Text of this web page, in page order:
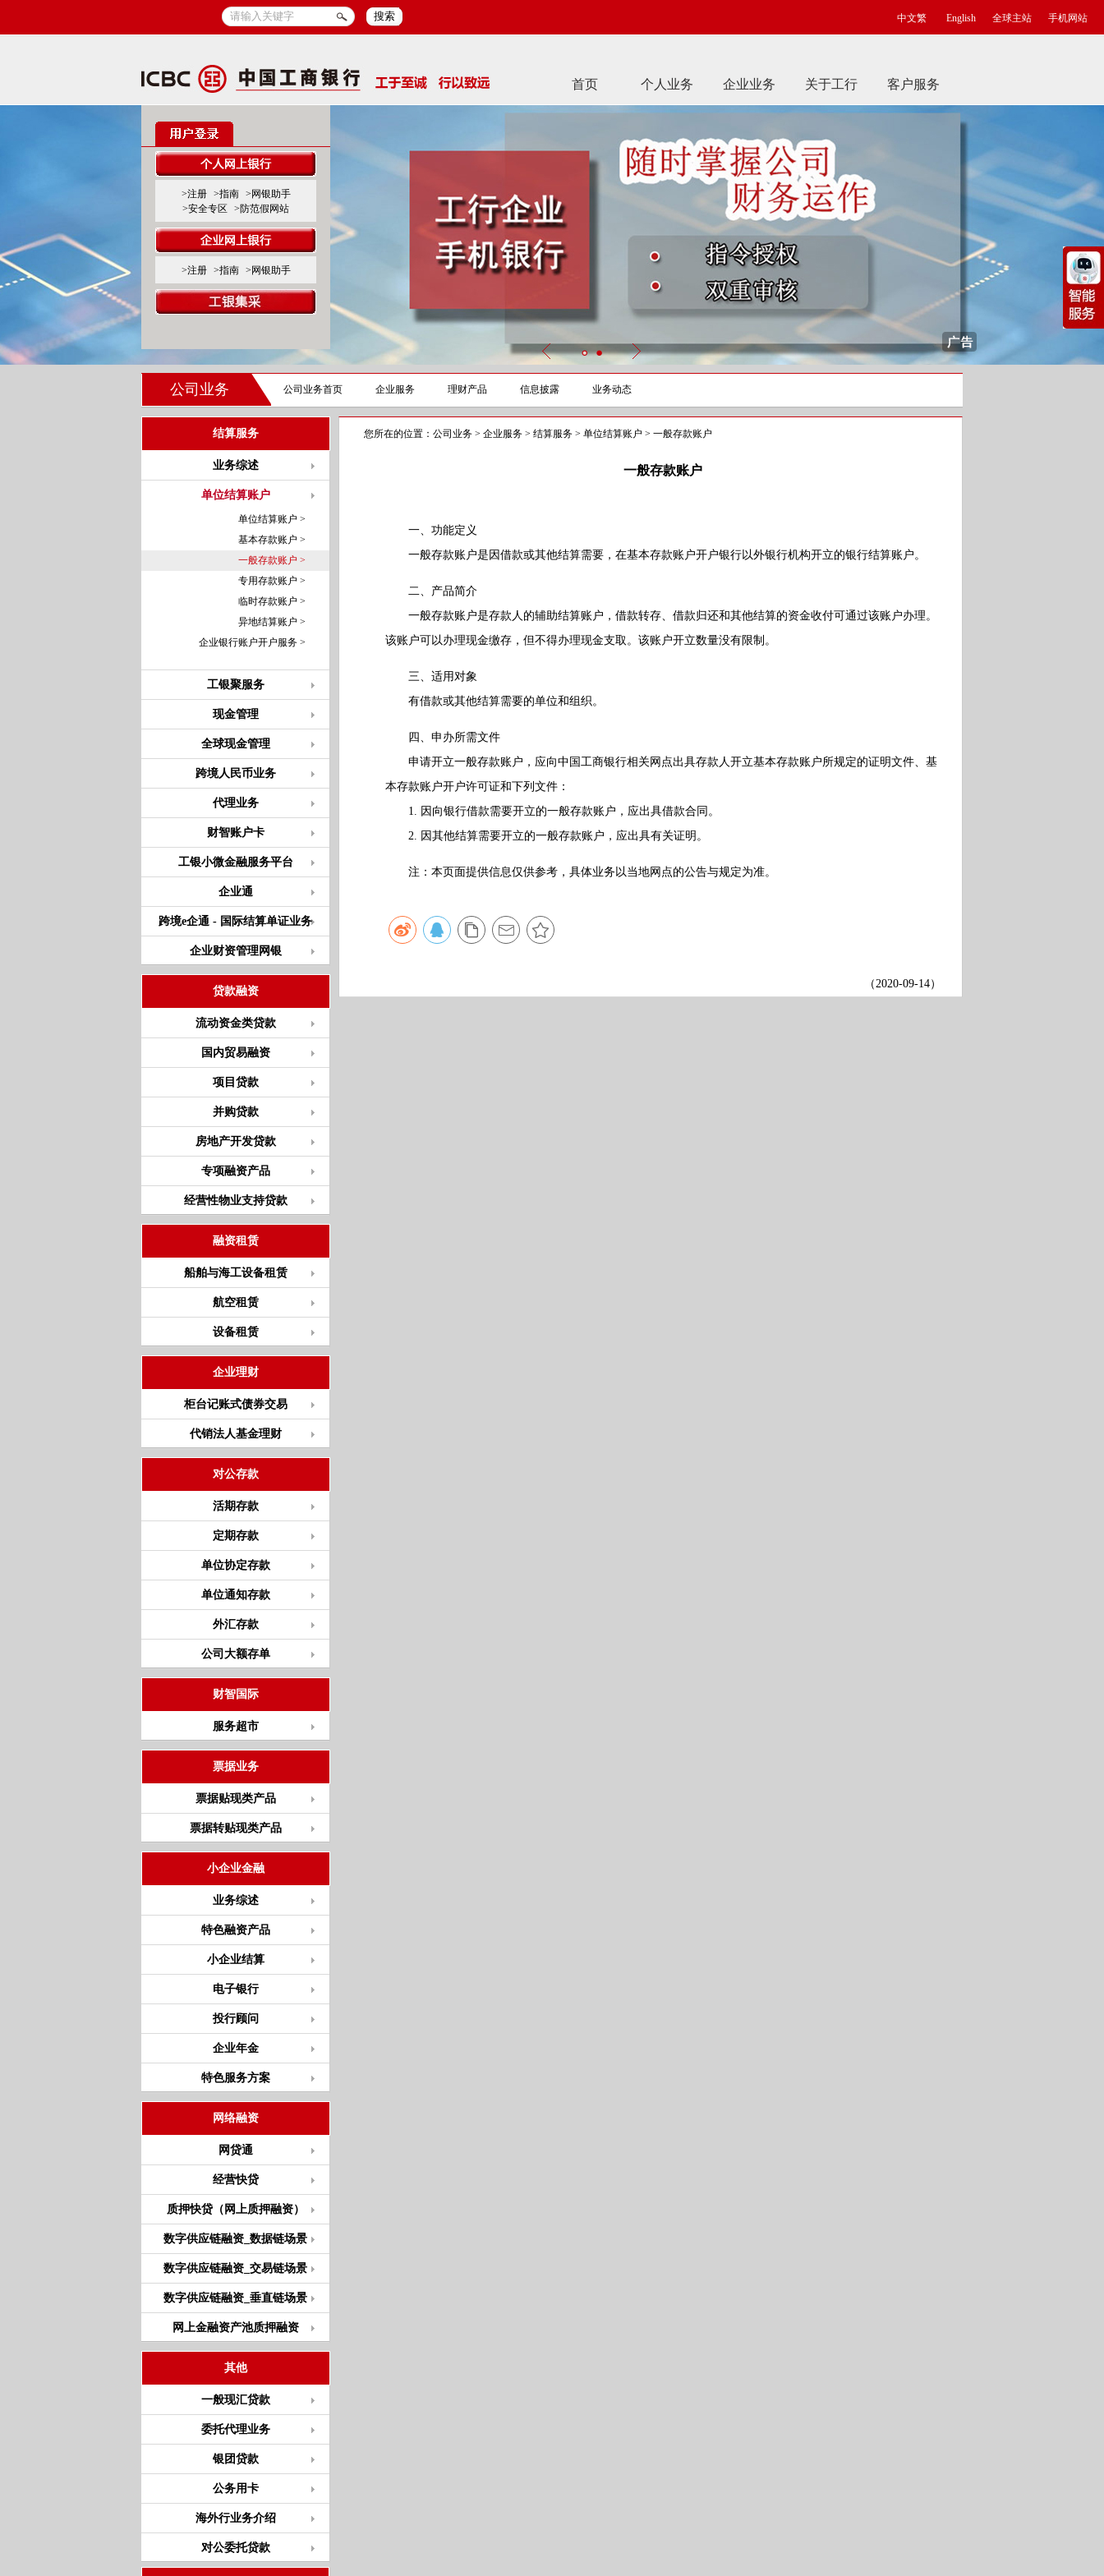
搜索 中文繁 English 全球主站 手机网站
首页 个人业务 企业业务 关于工行 客户服务
>注册 >指南
>网银助手
>安全专区
>防范假网站
>注册 >指南 >网银助手
公司业务 公司业务首页 企业服务 理财产品 信息披露 业务动态
结算服务
业务综述
单位结算账户
单位结算账户 >
基本存款账户 >
一般存款账户 >
专用存款账户 >
临时存款账户 >
异地结算账户 >
企业银行账户开户服务 >
工银聚服务
现金管理
全球现金管理
跨境人民币业务
代理业务
财智账户卡
工银小微金融服务平台
企业通
跨境e企通 - 国际结算单证业务
企业财资管理网银
贷款融资
流动资金类贷款
国内贸易融资
项目贷款
并购贷款
房地产开发贷款
专项融资产品
经营性物业支持贷款
融资租赁
船舶与海工设备租赁
航空租赁
设备租赁
企业理财
柜台记账式债券交易
代销法人基金理财
对公存款
活期存款
定期存款
单位协定存款
单位通知存款
外汇存款
公司大额存单
财智国际
服务超市
票据业务
票据贴现类产品
票据转贴现类产品
小企业金融
业务综述
特色融资产品
小企业结算
电子银行
投行顾问
企业年金
特色服务方案
网络融资
网贷通
经营快贷
质押快贷（网上质押融资）
数字供应链融资_数据链场景
数字供应链融资_交易链场景
数字供应链融资_垂直链场景
网上金融资产池质押融资
其他
一般现汇贷款
委托代理业务
银团贷款
公务用卡
海外行业务介绍
对公委托贷款
您所在的位置： 公司业务 > 企业服务 > 结算服务 > 单位结算账户 > 一般存款账户
一般存款账户
一、功能定义
一般存款账户是因借款或其他结算需要，在基本存款账户开户银行以外银行机构开立的银行结算账户。
二、产品简介
一般存款账户是存款人的辅助结算账户，借款转存、借款归还和其他结算的资金收付可通过该账户办理。
该账户可以办理现金缴存，但不得办理现金支取。该账户开立数量没有限制。
三、适用对象
有借款或其他结算需要的单位和组织。
四、申办所需文件
申请开立一般存款账户，应向中国工商银行相关网点出具存款人开立基本存款账户所规定的证明文件、基
本存款账户开户许可证和下列文件：
1. 因向银行借款需要开立的一般存款账户，应出具借款合同。
2. 因其他结算需要开立的一般存款账户，应出具有关证明。
注：本页面提供信息仅供参考，具体业务以当地网点的公告与规定为准。
（2020-09-14）